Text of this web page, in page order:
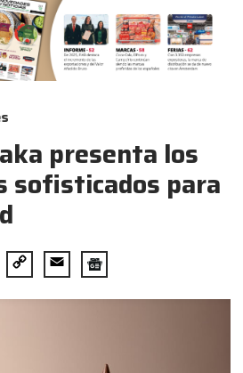
presenta los
sofisticados para
Copy
Email